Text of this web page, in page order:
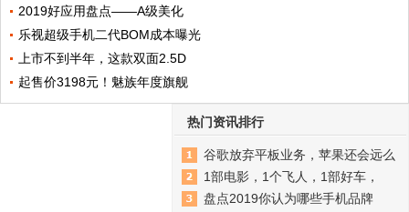
2019好应用盘点——A级美化
乐视超级手机二代BOM成本曝光
上市不到半年，这款双面2.5D
起售价3198元！魅族年度旗舰
热门资讯排行
谷歌放弃平板业务，苹果还会远么
1部电影，1个飞人，1部好车，
盘点2019你认为哪些手机品牌